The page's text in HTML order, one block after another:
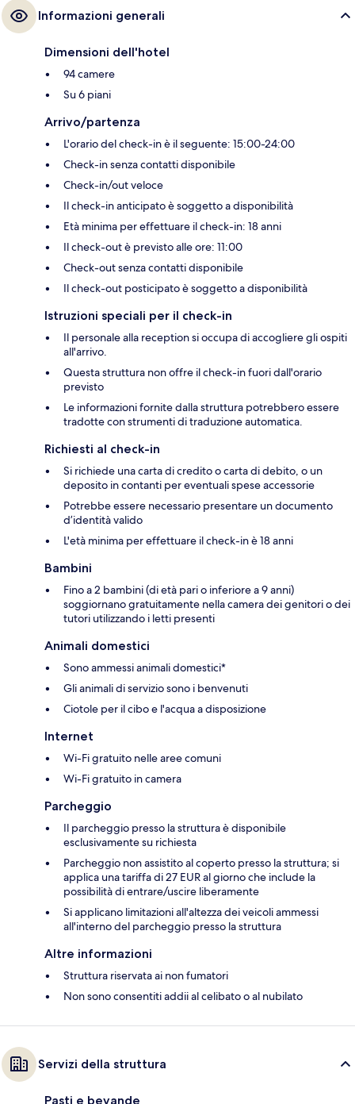
Informazioni generali
Dimensioni dell'hotel
94 camere
Su 6 piani
Arrivo/partenza
L'orario del check-in è il seguente: 15:00-24:00
Check-in senza contatti disponibile
Check-in/out veloce
Il check-in anticipato è soggetto a disponibilità
Età minima per effettuare il check-in: 18 anni
Il check-out è previsto alle ore: 11:00
Check-out senza contatti disponibile
Il check-out posticipato è soggetto a disponibilità
Istruzioni speciali per il check-in
Il personale alla reception si occupa di accogliere gli ospiti
all'arrivo.
Questa struttura non offre il check-in fuori dall'orario
previsto
Le informazioni fornite dalla struttura potrebbero essere
tradotte con strumenti di traduzione automatica.
Richiesti al check-in
Si richiede una carta di credito o carta di debito, o un
deposito in contanti per eventuali spese accessorie
Potrebbe essere necessario presentare un documento
d’identità valido
L'età minima per effettuare il check-in è 18 anni
Bambini
Fino a 2 bambini (di età pari o inferiore a 9 anni)
soggiornano gratuitamente nella camera dei genitori o dei
tutori utilizzando i letti presenti
Animali domestici
Sono ammessi animali domestici*
Gli animali di servizio sono i benvenuti
Ciotole per il cibo e l'acqua a disposizione
Internet
Wi-Fi gratuito nelle aree comuni
Wi-Fi gratuito in camera
Parcheggio
Il parcheggio presso la struttura è disponibile
esclusivamente su richiesta
Parcheggio non assistito al coperto presso la struttura; si
applica una tariffa di 27 EUR al giorno che include la
possibilità di entrare/uscire liberamente
Si applicano limitazioni all'altezza dei veicoli ammessi
all'interno del parcheggio presso la struttura
Altre informazioni
Struttura riservata ai non fumatori
Non sono consentiti addii al celibato o al nubilato
Servizi della struttura
Pasti e bevande